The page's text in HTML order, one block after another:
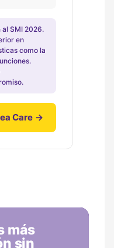
SMI 2026.
en
como la
Care →
más
sin